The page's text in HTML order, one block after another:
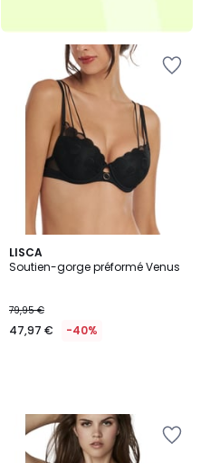
LISCA
Soutien-gorge préformé Venus
79,95 €
47,97 € -40%